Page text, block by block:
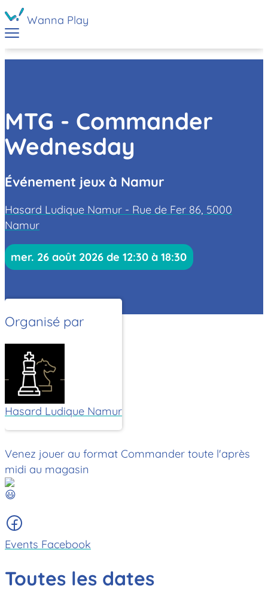
Wanna Play
MTG - Commander
Wednesday
Événement jeux à Namur
Hasard Ludique Namur - Rue de Fer 86, 5000
Namur
mer. 26 août 2026 de 12:30 à 18:30
Organisé par
Hasard Ludique Namur
Venez jouer au format Commander toute l'après
midi au magasin
Events Facebook
Toutes les dates